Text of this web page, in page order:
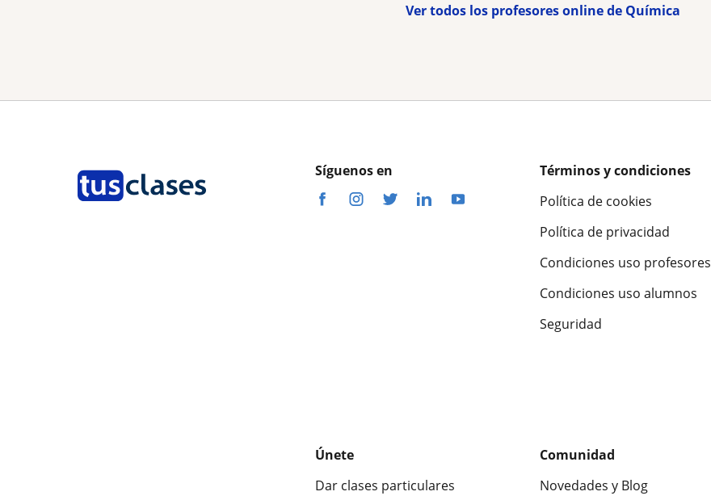
Ver todos los profesores online de Química
Síguenos en
Términos y condiciones
Política de cookies
Política de privacidad
Condiciones uso profesores
Condiciones uso alumnos
Seguridad
Únete
Dar clases particulares
Comunidad
Novedades y Blog